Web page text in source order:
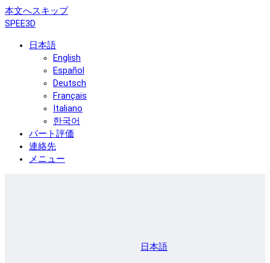
本文へスキップ
SPEE3D
日本語
English
Español
Deutsch
Français
Italiano
한국어
パート評価
連絡先
メニュー
日本語